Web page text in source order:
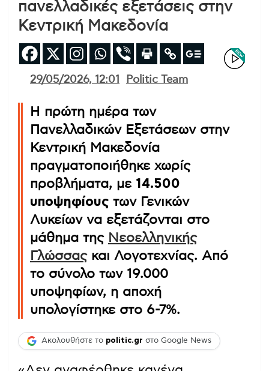
πανελλαδικές εξετάσεις στην
Κεντρική Μακεδονία
29/05/2026, 12:01 Politic Team
Η πρώτη ημέρα των
Πανελλαδικών Εξετάσεων στην
Κεντρική Μακεδονία
πραγματοποιήθηκε χωρίς
προβλήματα, με 14.500
υποψηφίους των Γενικών
Λυκείων να εξετάζονται στο
μάθημα της Νεοελληνικής
Γλώσσαςκαι Λογοτεχνίας. Από
το σύνολο των 19.000
υποψηφίων, η αποχή
υπολογίστηκε στο 6-7%.
Ακολουθήστε το politic.gr στο Google News